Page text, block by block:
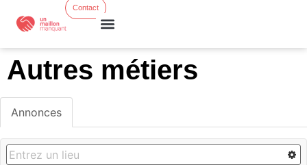
Contact
Autres métiers
Annonces